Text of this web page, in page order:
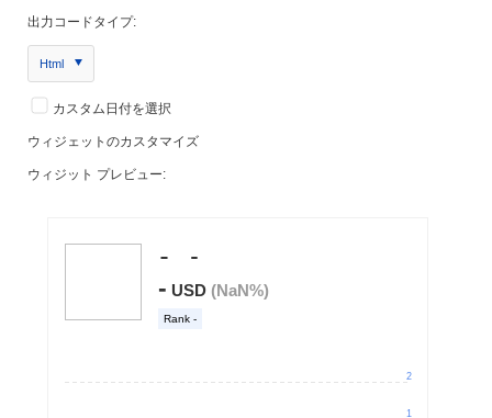
出力コードタイプ:
Html
カスタム日付を選択
ウィジェットのカスタマイズ
ウィジット プレビュー: